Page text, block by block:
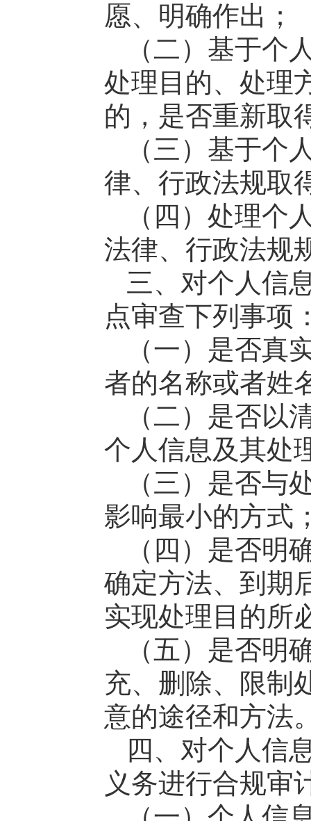
愿、明确作出；
（二）基于个
处理目的、处理
的，是否重新取
（三）基于个
律、行政法规取
（四）处理个
法律、行政法规
三、对个人信
点审查下列事项
（一）是否真
者的名称或者姓
（二）是否以
个人信息及其处
（三）是否与
影响最小的方式
（四）是否明
确定方法、到期
实现处理目的所
（五）是否明
充、删除、限制
意的途径和方法
四、对个人信
义务进行合规审